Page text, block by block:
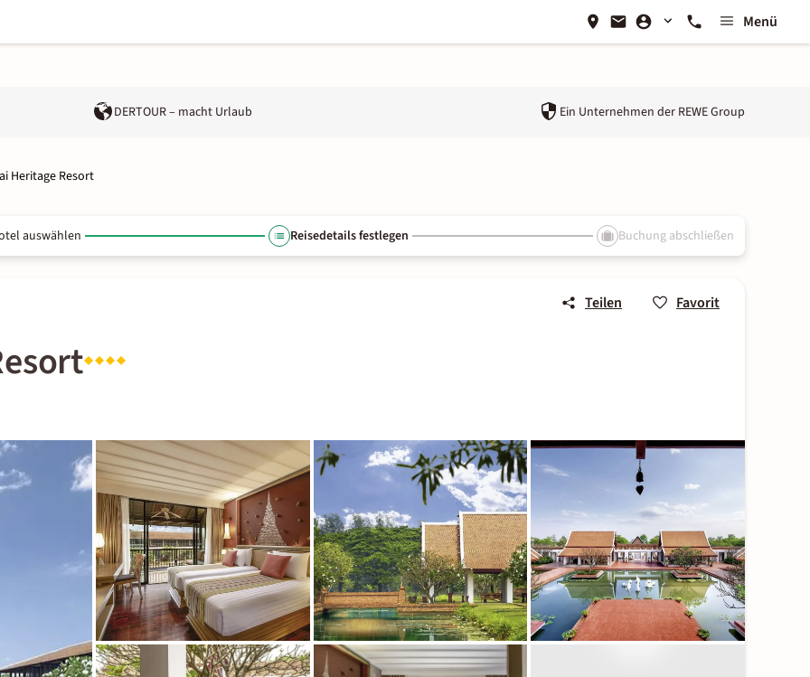
Menü
DERTOUR – macht Urlaub Ein Unternehmen der REWE Group
Heritage Resort
auswählen Reisedetails festlegen Buchung abschließen
Teilen Favorit